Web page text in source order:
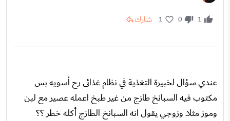
1
0
1 شارك
عندي سؤال لخبيرة التغذية في نظام غذائى رح أسويه بس
مكتوب فيه السبانخ طازج من غير طبخ اعمله عصير مع لبن
وموز مثلا. وزوجي يقول انه السبانخ الطازج أكله خطر ؟؟